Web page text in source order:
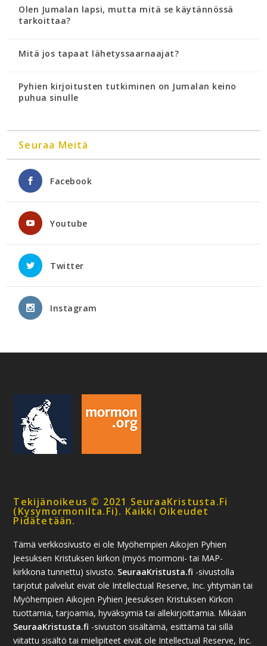
Olen Jumalan lapsi, mutta mitä se käytännössä
tarkoittaa?
Mitä jos tapaat lähetyssaarnaajat?
Pyhien kirjoitusten tutkiminen on Jumalan keino
puhua sinulle
Seuraa Meitä
Facebook
Youtube
Twitter
Instagram
Tekijänoikeus © 2021 SeuraaKristusta.fi
(kysymormonilta.fi). Kaikki Oikeudet
Pidätetään.
Tämä verkkosivusto ei ole Myöhempien Aikojen Pyhien
Jeesuksen Kristuksen kirkon (myös mormoni- tai MAP-
kirkkona tunnettu) sivusto. SeuraaKristusta.fi -sivustolla
tarjotut palvelut eivät ole Intellectual Reserve, Inc. yhtymän tai
Myöhempien Aikojen Pyhien Jeesuksen Kristuksen Kirkon
tuottamia, tarjoamia, hyväksymiä tai allekirjoittamia. Mikään
SeuraaKristusta.fi -sivuston sisältämä, esittämä tai sillä
viitattu sisältö tai mielipiteet eivät ole Intellectual Reserve, Inc.